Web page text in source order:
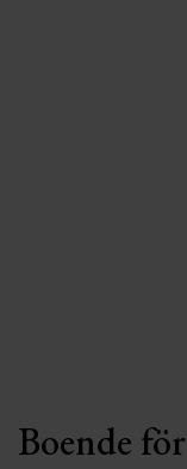
Boende